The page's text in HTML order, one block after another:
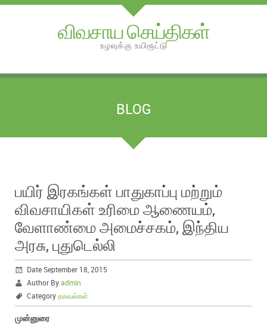
விவசாய செய்திகள்
உழவுக்கு உயிரூட்டு
BLOG
பயிர் இரகங்கள் பாதுகாப்பு மற்றும்
விவசாயிகள் உரிமை ஆணையம்,
வேளாண்மை அமைச்சகம், இந்திய
அரசு, புதுடெல்லி
Date September 18, 2015
Author Byadmin
Categoryதகவல்கள்
முன்னுரை